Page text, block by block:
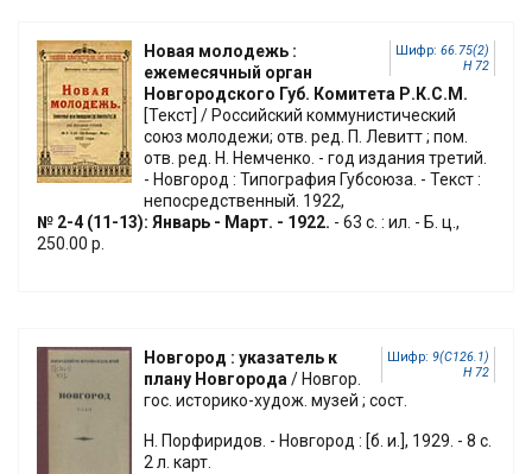
Шифр: 66.75(2)
Н 72
Новая молодежь :
ежемесячный орган
Новгородского Губ. Комитета Р.К.С.М.
[Текст] / Российский коммунистический
союз молодежи; отв. ред. П. Левитт ; пом.
отв. ред. Н. Немченко. - год издания третий.
- Новгород : Типография Губсоюза. - Текст :
непосредственный. 1922,
№ 2-4 (11-13): Январь - Март. - 1922. - 63 с. : ил. - Б. ц.,
250.00 р.
Шифр: 9(С126.1)
Н 72
Новгород : указатель к
плану Новгорода/ Новгор.
гос. историко-худож. музей ; сост.
Н. Порфиридов. - Новгород : [б. и.], 1929. - 8 с.
2 л. карт.